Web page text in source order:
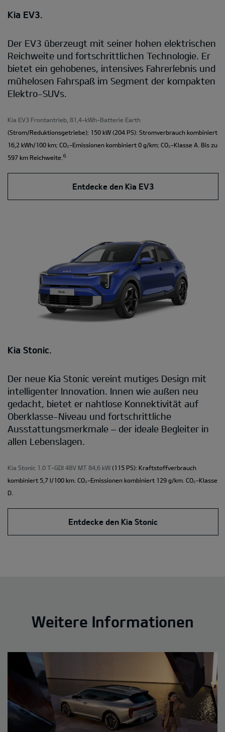
Kia EV3.
Der EV3 überzeugt mit seiner hohen elektrischen
Reichweite und fortschrittlichen Technologie. Er
bietet ein gehobenes, intensives Fahrerlebnis und
mühelosen Fahrspaß im Segment der kompakten
Elektro-SUVs.
Kia EV3 Frontantrieb, 81,4-kWh-Batterie Earth
(Strom/Reduktionsgetriebe); 150 kW (204 PS): Stromverbrauch kombiniert
16,2 kWh/100 km; CO₂-Emissionen kombiniert 0 g/km; CO₂-Klasse A. Bis zu
597 km Reichweite. ⁶
Entdecke den Kia EV3
Kia Stonic.
Der neue Kia Stonic vereint mutiges Design mit
intelligenter Innovation. Innen wie außen neu
gedacht, bietet er nahtlose Konnektivität auf
Oberklasse-Niveau und fortschrittliche
Ausstattungsmerkmale – der ideale Begleiter in
allen Lebenslagen.
Kia Stonic 1.0 T-GDI 48V MT 84,6 kW (115 PS): Kraftstoffverbrauch
kombiniert 5,7 l/100 km. CO₂-Emissionen kombiniert 129 g/km. CO₂-Klasse
D.
Entdecke den Kia Stonic
Weitere Informationen